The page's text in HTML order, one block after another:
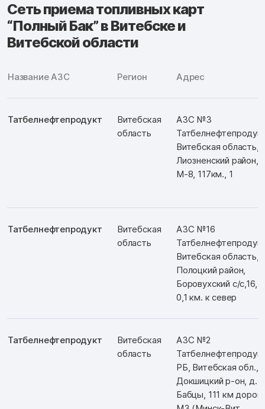
Сеть приема топливных карт
“Полный Бак” в Витебске и
Витебской области
Название АЗС Регион Адрес
Татбелнефтепродукт
Витебская
область
АЗС №3
Витебская область,
Лиозненский район,
М-8, 117км., 1
Татбелнефтепродукт
Витебская
область
АЗС №16
Витебская область,
Полоцкий район,
Боровухский с/с,16, в
0,1 км. к север
Татбелнефтепродукт
Витебская
область
АЗС №2
РБ, Витебская обл.,
Докшицкий р-он, д.
Бабцы, 111 км